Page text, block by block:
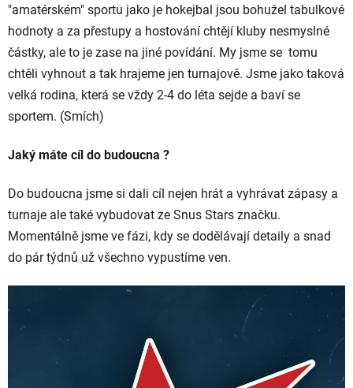
"amatérském" sportu jako je hokejbal jsou bohužel tabulkové
hodnoty a za přestupy a hostování chtějí kluby nesmyslné
částky, ale to je zase na jiné povídání. My jsme se tomu
chtěli vyhnout a tak hrajeme jen turnajově. Jsme jako taková
velká rodina, která se vždy 2-4 do léta sejde a baví se
sportem. (Smích)
Jaký máte cíl do budoucna ?
Do budoucna jsme si dali cíl nejen hrát a vyhrávat zápasy a
turnaje ale také vybudovat ze Snus Stars značku.
Momentálně jsme ve fázi, kdy se dodělávají detaily a snad
do pár týdnů už všechno vypustíme ven.